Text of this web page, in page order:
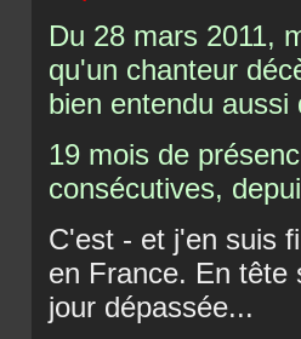
Du 28 mars 2011,
qu'un chanteur
bien entendu aussi
19 mois de
consécutives,
C'est - et j'en suis
en France. En tête
jour dépassée...